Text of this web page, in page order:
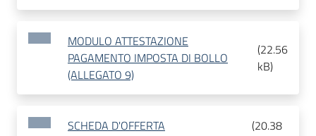
MODULO ATTESTAZIONE
PAGAMENTO IMPOSTA DI BOLLO
(ALLEGATO 9)
(22.56
kB)
SCHEDA D'OFFERTA
(20.38